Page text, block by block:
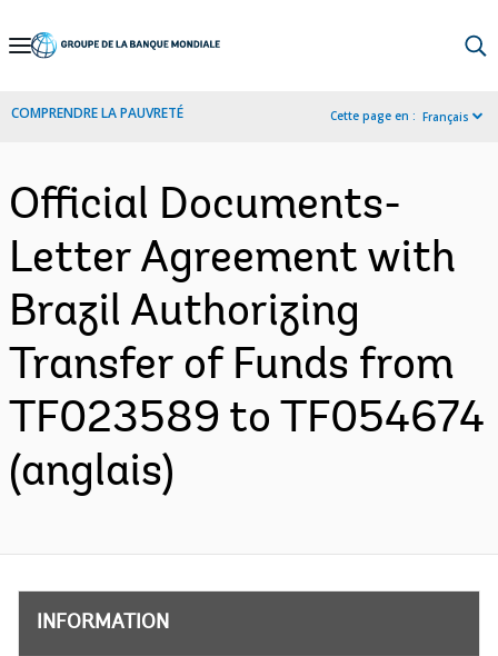
Skip
Navigation
COMPRENDRE LA PAUVRETÉ Cette page en : Français
Official Documents-
Letter Agreement with
Brazil Authorizing
Transfer of Funds from
TF023589 to TF054674
(anglais)
INFORMATION